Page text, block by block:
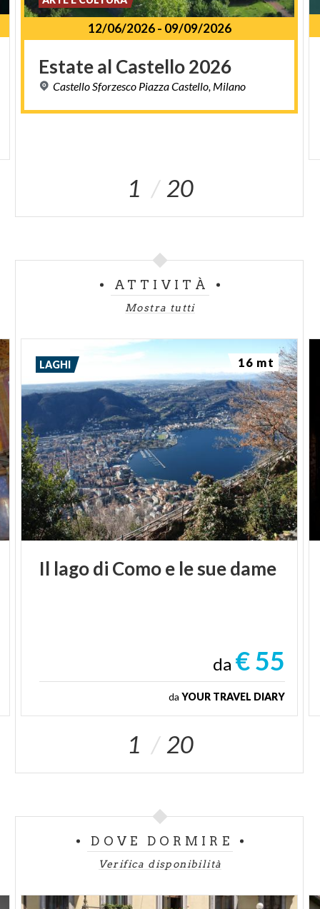
12/06/2026- 09/09/2026
Estateal Castello2026
Castello Sforzesco PiazzaCastello, Milano
1 20
ATTIVITÀ
Mostra tutti
Il lagodi Comoe lesuedame
da € 55
da YOUR TRAVEL DIARY
LAGHI 16 mt
1 20
DOVE DORMIRE
Verifica disponibilità